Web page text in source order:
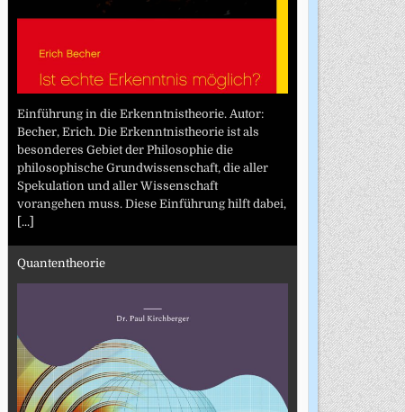
Einführung in die Erkenntnistheorie. Autor:
Becher, Erich. Die Erkenntnistheorie ist als
besonderes Gebiet der Philosophie die
philosophische Grundwissenschaft, die aller
Spekulation und aller Wissenschaft
vorangehen muss. Diese Einführung hilft dabei,
[...]
Quantentheorie